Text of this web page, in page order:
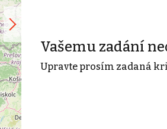
Vašemu zadání
Upravte prosím zadaná